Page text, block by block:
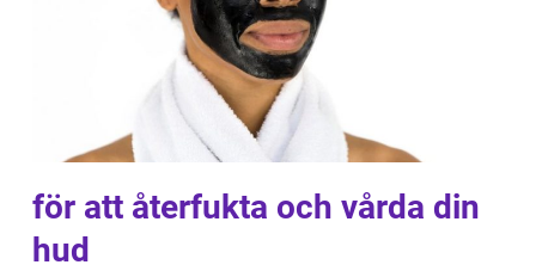
för att återfukta och vårda din
hud